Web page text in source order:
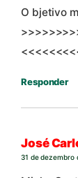
O bjetivo
Responder
José
31 de dezembro